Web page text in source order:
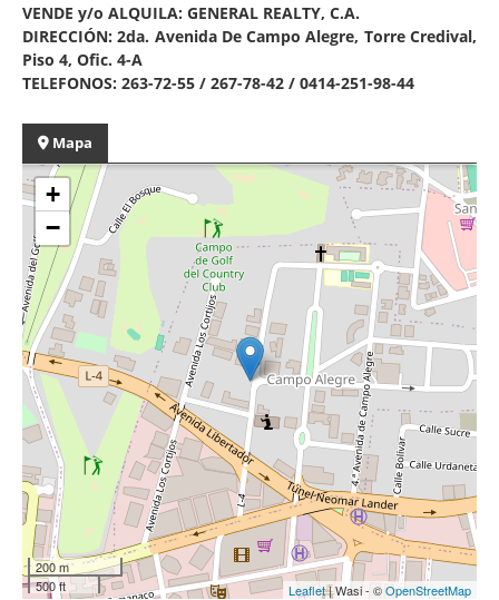
VENDE y/o ALQUILA: GENERAL REALTY, C.A.
DIRECCIÓN: 2da. Avenida De Campo Alegre, Torre Credival,
Piso 4, Ofic. 4-A
TELEFONOS: 263-72-55 / 267-78-42 / 0414-251-98-44
Mapa
+
−
200 m
500 ft
Leaflet| Wasi - ©OpenStreetMap